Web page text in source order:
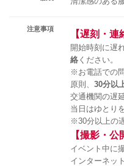
注意事項 【遅刻・連
開始時刻に遅
絡 ください。
※お電話での
原則、 30分以
交通機関の遅
当日はゆとり
※30分以上の
【撮影・公
イベント中に
インターネッ